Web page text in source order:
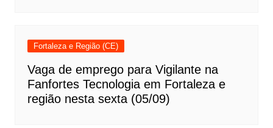
Fortaleza e Região (CE)
Vaga de emprego para Vigilante na
Fanfortes Tecnologia em Fortaleza e
região nesta sexta (05/09)